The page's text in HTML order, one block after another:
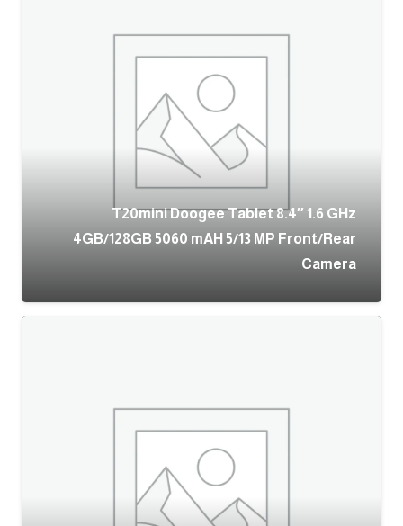
T20mini Doogee Tablet 8.4″ 1.6 GHz
4GB/128GB 5060 mAH 5/13 MP Front/Rear
Camera